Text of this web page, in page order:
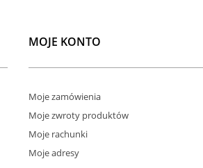
MOJE KONTO
Moje zamówienia
Moje zwroty produktów
Moje rachunki
Moje adresy